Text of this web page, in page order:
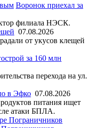
Воронок приехал за
филиала НЭСК.
07.08.2026
от укусов клещей
за 160 млн
перехода на ул.
в Эфко 07.08.2026
питания ищет
атаки БПЛА.